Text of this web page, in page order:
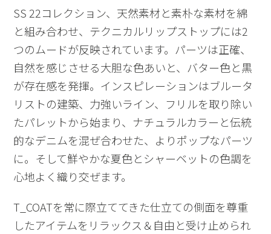
SS 22コレクション、天然素材と素朴な素材を綿
と組み合わせ、テクニカルリップストップには2
つのムードが反映されています。パーツは正確、
自然を感じさせる大胆な色あいと、バター色と黒
が存在感を発揮。インスピレーションはブルータ
リストの建築、力強いライン、フリルを取り除い
たパレットから始まり、ナチュラルカラーと伝統
的なデニムを混ぜ合わせた、よりポップなパーツ
に。そして鮮やかな夏色とシャーベットの色調を
心地よく織り交ぜます。
T_COATを常に際立ててきた仕立ての側面を尊重
したアイテムをリラックス＆自由と受け止められ